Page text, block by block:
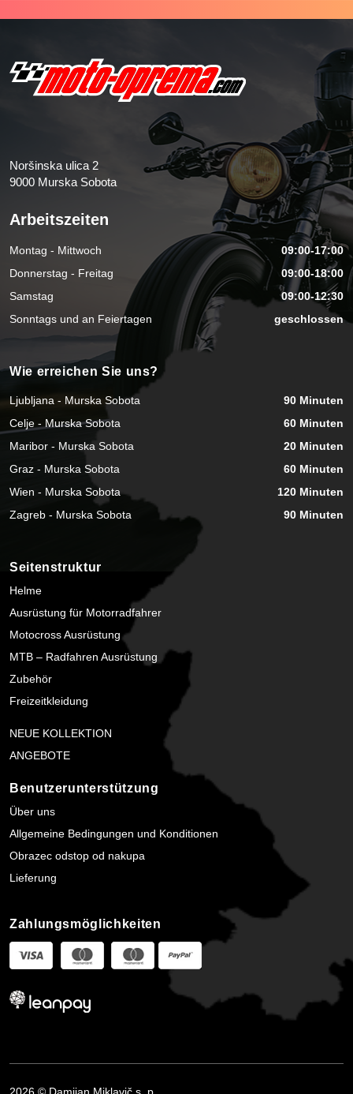
Noršinska ulica 2
9000 Murska Sobota
Arbeitszeiten
Montag - Mittwoch
09:00-17:00
Donnerstag - Freitag
09:00-18:00
Samstag
09:00-12:30
Sonntags und an Feiertagen
geschlossen
Wie erreichen Sie uns?
Ljubljana - Murska Sobota
90 Minuten
Celje - Murska Sobota
60 Minuten
Maribor - Murska Sobota
20 Minuten
Graz - Murska Sobota
60 Minuten
Wien - Murska Sobota
120 Minuten
Zagreb - Murska Sobota
90 Minuten
Seitenstruktur
Helme
Ausrüstung für Motorradfahrer
Motocross Ausrüstung
MTB – Radfahren Ausrüstung
Zubehör
Freizeitkleidung
NEUE KOLLEKTION
ANGEBOTE
Benutzerunterstützung
Über uns
Allgemeine Bedingungen und Konditionen
Obrazec odstop od nakupa
Lieferung
Zahlungsmöglichkeiten